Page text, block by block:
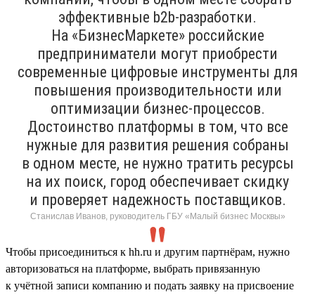
эффективные b2b-разработки.
На «БизнесМаркете» российские
предприниматели могут приобрести
современные цифровые инструменты для
повышения производительности или
оптимизации бизнес-процессов.
Достоинство платформы в том, что все
нужные для развития решения собраны
в одном месте, не нужно тратить ресурсы
на их поиск, город обеспечивает скидку
и проверяет надежность поставщиков.
Станислав Иванов, руководитель ГБУ «Малый бизнес Москвы»
Чтобы присоединиться к hh.ru и другим партнёрам, нужно
авторизоваться на платформе, выбрать привязанную
к учётной записи компанию и подать заявку на присвоение